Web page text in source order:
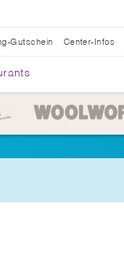
Gutschein Center-Infos